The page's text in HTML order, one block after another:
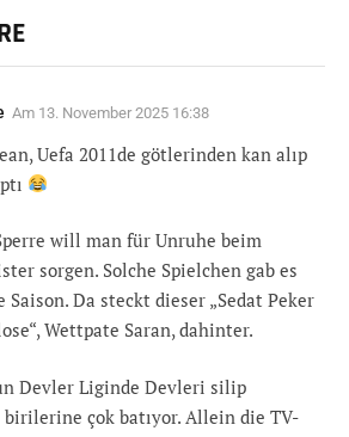
Am 13. November 2025 16:38
Uefa 2011de götlerinden kan alıp
will man für Unruhe beim
sorgen. Solche Spielchen gab es
Saison. Da steckt dieser „Sedat Peker
Wettpate Saran, dahinter.
Devler Liginde Devleri silip
birilerine çok batıyor. Allein die TV-